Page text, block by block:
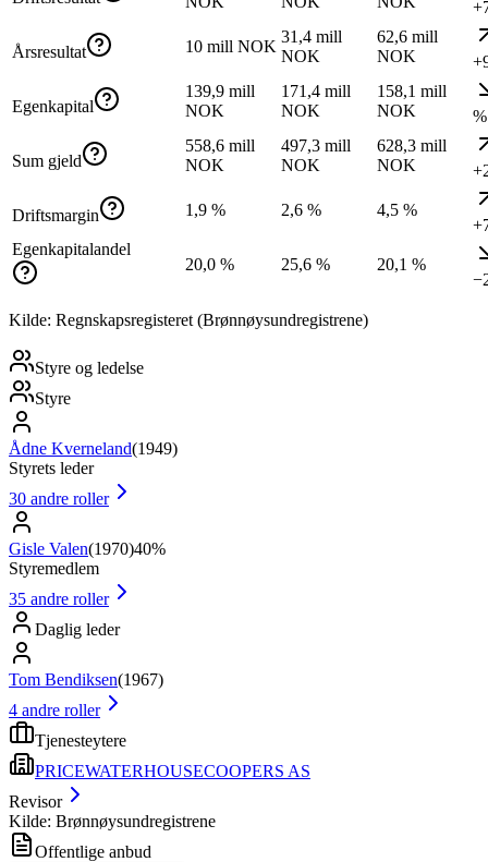
Årsresultat 10 mill NOK
31,4 mill
NOK
62,6 mill
NOK
Egenkapital
139,9 mill
NOK
171,4 mill
NOK
158,1 mill
NOK
%
Sum gjeld
558,6 mill
NOK
497,3 mill
NOK
628,3 mill
NOK
Driftsmargin 1,9 % 2,6 %
4,5 %
Egenkapitalandel
20,0 %
25,6 %
20,1 %
Kilde: Regnskapsregisteret (Brønnøysundregistrene)
Styre og ledelse
Styre
Ådne Kverneland(1949)
Styrets leder
30 andre roller
Gisle Valen(1970)40%
Styremedlem
35 andre roller
Daglig leder
Tom Bendiksen(1967)
4 andre roller
Tjenesteytere
PRICEWATERHOUSECOOPERS AS
Revisor
Kilde: Brønnøysundregistrene
Offentlige anbud